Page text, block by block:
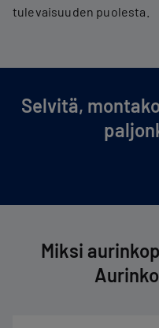
tulevaisuuden puolesta.
Selvitä,
Miksi